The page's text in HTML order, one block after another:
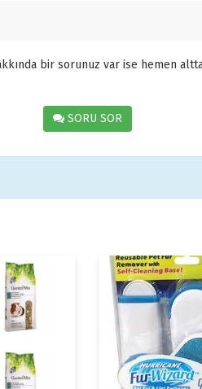
bir sorunuz var ise hemen
SORU SOR